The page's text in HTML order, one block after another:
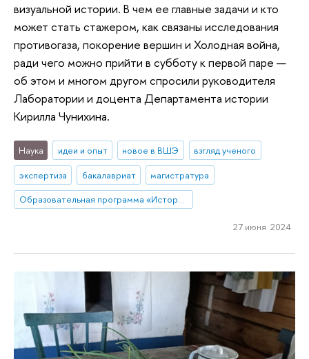
визуальной истории. В чем ее главные задачи и кто
может стать стажером, как связаны исследования
противогаза, покорение вершин и Холодная война,
ради чего можно прийти в субботу к первой паре —
об этом и многом другом спросили руководителя
Лаборатории и доцента Департамента истории
Кирилла Чунихина.
Наука идеи и опыт новое в ВШЭ
взгляд ученого
экспертиза
бакалавриат
магистратура
Образовательная программа «История»
27 июня 2024